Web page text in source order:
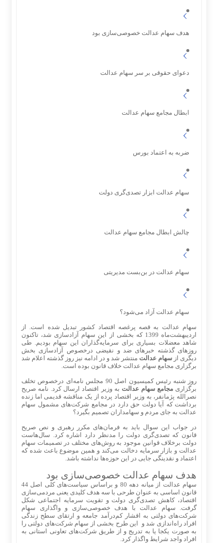
هدف سهام عدالت خصوصی‌سازی بود
دعوای حقوقی بر سر سهام عدالت
ابطال مجامع سهام عدالت
ضربه به اعتماد بورس
سهام عدالت ابزار تصدی‌گری دولت
چالش ابطال مجامع سهام عدالت
سهام عدالت در بن‌بست مدیریتی
سهام عدالت آزاد می‌شود؟
سهام عدالت به قصه پرغصه اقتصاد کشور تبدیل شده است. از
اردیبهشت‌ماه 1399 که بخشی از این سهام آزادسازی شد، تاکنون
شاهد معضلات بسیاری برای سرمایه‌گذاران این سهام بودیم. طی
روزهای گذشته خبرهای ضد و نقیضی درخصوص آزادسازی بخش
دیگری از سهام عدالت منتشر شد و در ادامه نیز روز گذشته اعلام شد
برگزاری مجامع سهام عدالت خلاف قانون بوده است.
روز شنبه رئیس کمیسیون اصل 90 مجلس نامه‌ای درخصوص تخلف
برگزاریمجامع سهام عدالت به وزیر اقتصاد ارسال کرد. نامه‌ صریح
نصرالله پژمانفر، به وزیر اقتصاد پرده از یک مناقشه قدیمی اما زنده
برداشت که آیا دولت حق دارد در مجامع شرکت‌های مشمول سهام
عدالت به جای مردم و سهامداران تصمیم بگیرد؟
در جواب این سوال باید به فرمان‌های مکرر رهبری و نص صریح
قانون که تصدی‌گری دولت را مدنظر دارد اشاره کرد. سال‌هاست
دولت برخلاف قوانین موجود به روش‌های مختلف در تصمیمات سهام
عدالت و بازار سرمایه دخالت می‌کند و همین موضوع باعث شده که
اعتماد و نقدینگی جایی در این حوزه‌ها نداشته باشد.
هدف سهام عدالت خصوصی‌سازی بود
سهام عدالت از میانه دهه 80 و براساس سیاست‌های کلی اصل 44
قانون اساسی به عنوان طرحی با سه هدف کلیدی یعنی مردمی‌سازی
اقتصاد، کاهش تصدی‌گری دولت و تقویت سرمایه اجتماعی شکل
گرفت. سهام عدالت با هدف خصوصی‌سازی و واگذاری سهام
شرکت‌های دولتی به اقشار کم‌درآمد جامعه و ارتقای سطح زندگی
افراد راه‌اندازی شد و این طرح بخشی از سهام شرکت‌های دولتی را
به صورت یکجا یا به تدریج و از طریق شرکت‌های تعاونی استانی به
افراد واجد شرایط واگذار کرد.